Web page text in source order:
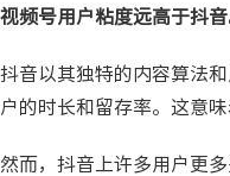
视频号用户粘度远高于抖音
抖音以其独特的内容算法
户的时长和留存率。这意
然而，抖音上许多用户更